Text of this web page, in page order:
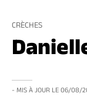
CRÈCHES
- MIS À JOUR LE06/08/